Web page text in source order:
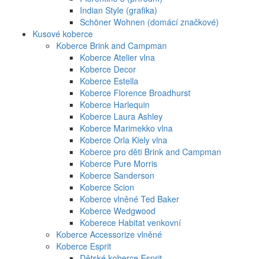
Indian Style (grafika)
Schöner Wohnen (domácí značkové)
Kusové koberce
Koberce Brink and Campman
Koberce Atelier vlna
Koberce Decor
Koberce Estella
Koberce Florence Broadhurst
Koberce Harlequin
Koberce Laura Ashley
Koberce Marimekko vlna
Koberce Orla Kiely vlna
Koberce pro děti Brink and Campman
Koberce Pure Morris
Koberce Sanderson
Koberce Scion
Koberce vlněné Ted Baker
Koberce Wedgwood
Koberece Habitat venkovní
Koberce Accessorize vlněné
Koberce Esprit